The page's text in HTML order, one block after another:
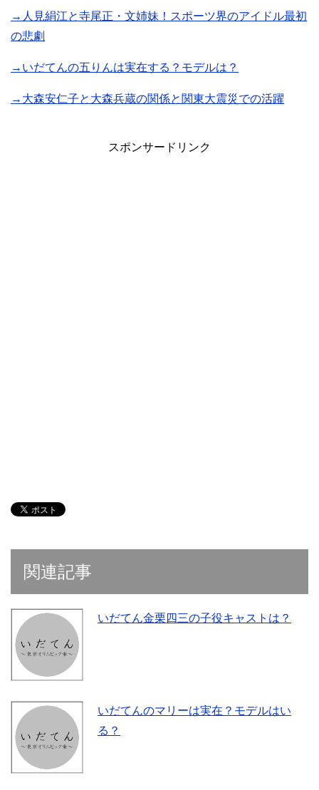
→人見絹江と寺尾正・文姉妹！スポーツ界のアイドル最初
の悲劇
→いだてんの五りんは実在する？モデルは？
→大森安仁子と大森兵蔵の関係と関東大震災での活躍
スポンサードリンク
関連記事
いだてん金栗四三の子役キャストは？
いだてんのマリーは実在？モデルはい
る？